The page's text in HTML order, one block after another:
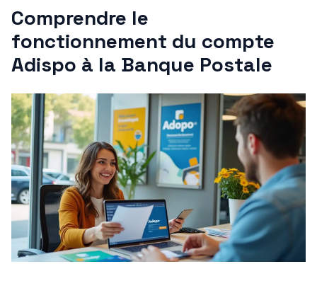
Comprendre le
fonctionnement du compte
Adispo à la Banque Postale